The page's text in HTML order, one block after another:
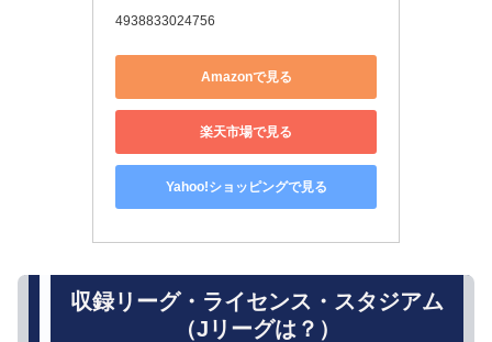
4938833024756
Amazonで見る
楽天市場で見る
Yahoo!ショッピングで見る
収録リーグ・ライセンス・スタジアム
（Jリーグは？）